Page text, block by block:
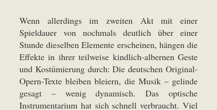
Wenn allerdings im zweiten Akt mit einer
Spieldauer von nochmals deutlich über einer
Stunde dieselben Elemente erscheinen, hängen die
Effekte in ihrer teilweise kindlich-albernen Geste
und Kostümierung durch: Die deutschen Original-
Opern-Texte bleiben bleiern, die Musik – gelinde
gesagt – wenig dynamisch. Das optische
Instrumentarium hat sich schnell verbraucht. Viel